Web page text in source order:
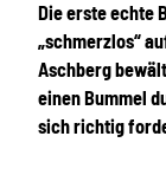
Die erste echte
„schmerzlos“
Aschberg
einen Bummel
sich richtig